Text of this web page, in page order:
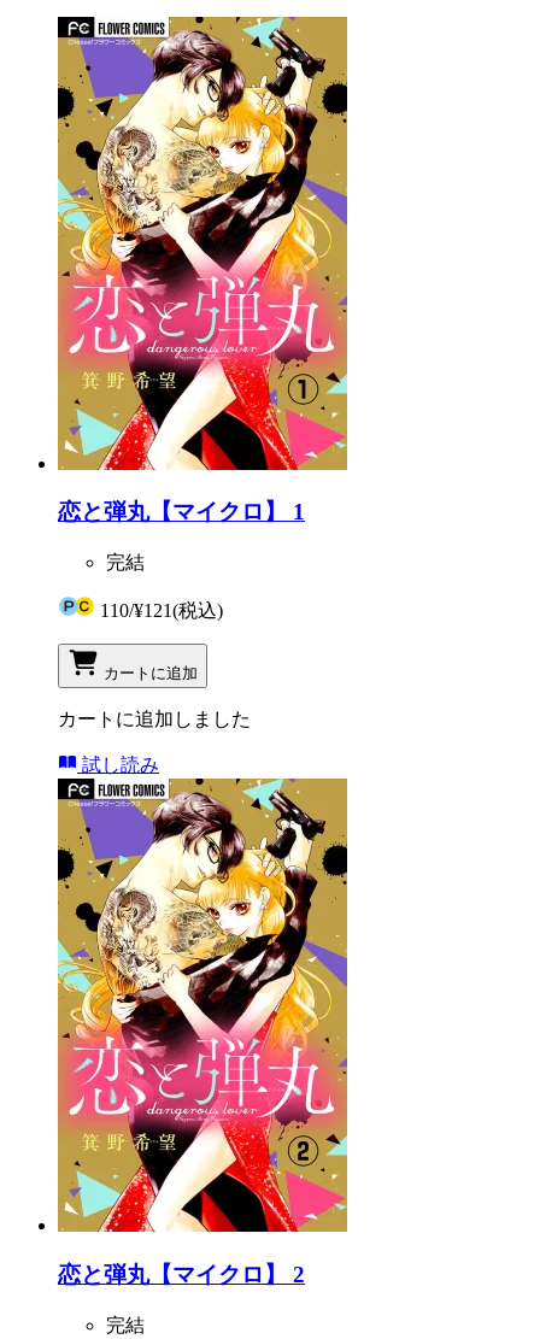
恋と弾丸【マイクロ】 1
完結
110/¥121(税込)
カートに追加
カートに追加しました
試し読み
恋と弾丸【マイクロ】 2
完結